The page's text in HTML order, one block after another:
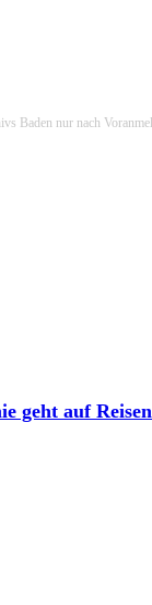
Baden nur nach
geht auf